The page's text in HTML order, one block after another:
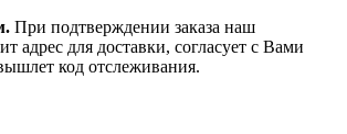
При подтверждении заказа наш
адрес для доставки, согласует с Вами
код отслеживания.